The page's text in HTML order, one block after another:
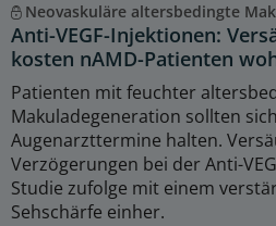
Neovaskuläre altersbedingte
Anti-VEGF-Injektionen:
kosten nAMD-Patienten
Patienten mit feuchter
Makuladegeneration sollten
Augenarzttermine halten.
Verzögerungen bei der Anti-
Studie zufolge mit einem
Sehschärfe einher.